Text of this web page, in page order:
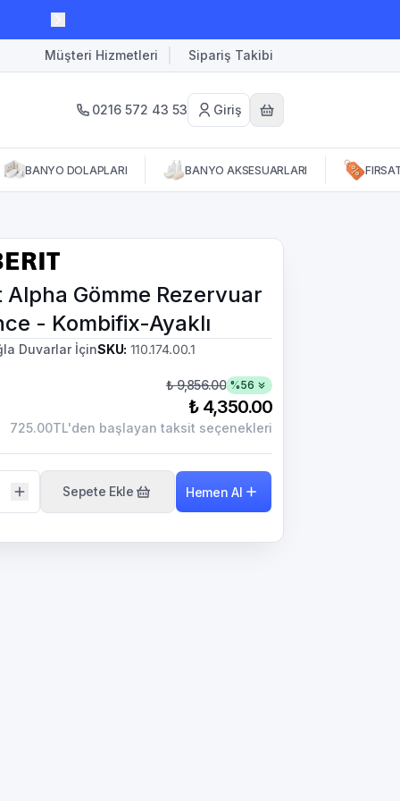
Müşteri Hizmetleri Sipariş Takibi
0216 572 43 53 Giriş
BANYO DOLAPLARI BANYO AKSESUARLARI
Alpha Gömme Rezervuar
- Kombifix-Ayaklı
Duvarlar İçinSKU: 110.174.00.1
₺ 9,856.00 %56
₺ 4,350.00
725.00TL'den başlayan taksit seçenekleri
Sepete Ekle Hemen Al